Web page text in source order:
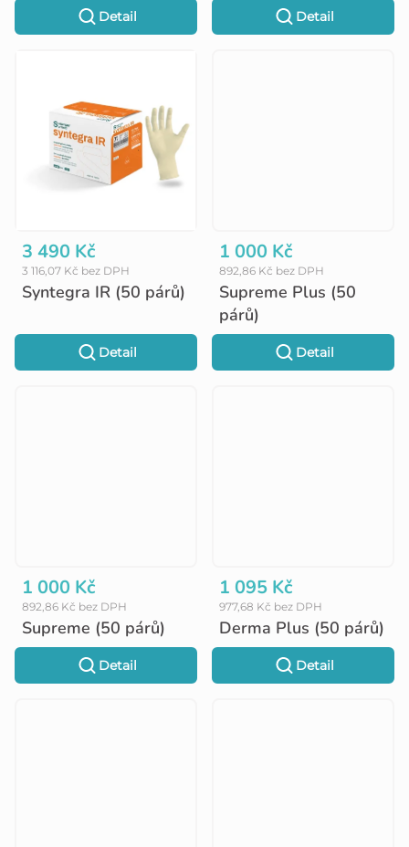
Detail Detail
Syntegra IR (50 párů)
3 116,07 Kč bez DPH
3 490 Kč
Detail
Supreme Plus (50
párů)
892,86 Kč bez DPH
1 000 Kč
Detail
Supreme (50 párů)
892,86 Kč bez DPH
1 000 Kč
Detail
Derma Plus (50 párů)
977,68 Kč bez DPH
1 095 Kč
Detail